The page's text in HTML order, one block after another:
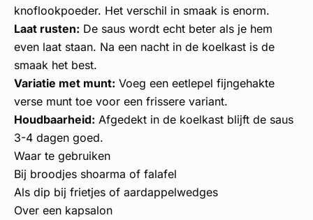
knoflookpoeder. Het verschil in smaak is enorm.
Laat rusten: De saus wordt echt beter als je hem
even laat staan. Na een nacht in de koelkast is de
smaak het best.
Variatie met munt: Voeg een eetlepel fijngehakte
verse munt toe voor een frissere variant.
Houdbaarheid: Afgedekt in de koelkast blijft de saus
3-4 dagen goed.
Waar te gebruiken
Bij broodjes shoarma of falafel
Als dip bij frietjes of aardappelwedges
Over een kapsalon